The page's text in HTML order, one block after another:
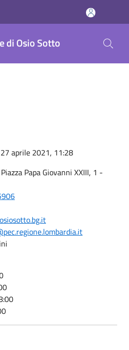
di Osio Sotto
aprile 2021, 11:28
Papa Giovanni XXIII, 1 -